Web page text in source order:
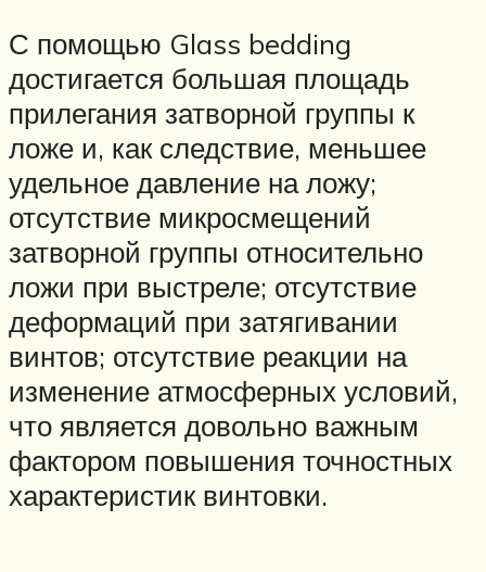
С помощью Glass bedding
достигается большая площадь
прилегания затворной группы к
ложе и, как следствие, меньшее
удельное давление на ложу;
отсутствие микросмещений
затворной группы относительно
ложи при выстреле; отсутствие
деформаций при затягивании
винтов; отсутствие реакции на
изменение атмосферных условий,
что является довольно важным
фактором повышения точностных
характеристик винтовки.